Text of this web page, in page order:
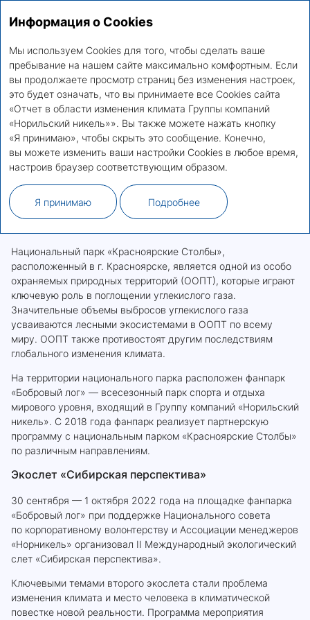
Отчет в области изменения климата Группы
компаний «Норильский никель»
RU EN
Взаимодействие
с заинтересованными
сторонами
ОБРАЗОВАТЕЛЬНЫЕ И ВОЛОНТЕРСКИЕ
ПРОГРАММЫ
Партнерство с национальным парком
Национальный парк «Красноярские Столбы»,
расположенный в г. Красноярске, является одной из особо
охраняемых природных территорий (ООПТ), которые играют
ключевую роль в поглощении углекислого газа.
Значительные объемы выбросов углекислого газа
усваиваются лесными экосистемами в ООПТ по всему
миру. ООПТ также противостоят другим последствиям
глобального изменения климата.
На территории национального парка расположен фанпарк
«Бобровый лог» — всесезонный парк спорта и отдыха
мирового уровня, входящий в Группу компаний «Норильский
никель». С 2018 года фанпарк реализует партнерскую
программу с национальным парком «Красноярские Столбы»
по различным направлениям.
Экослет «Сибирская перспектива»
30 сентября — 1 октября 2022 года на площадке фанпарка
«Бобровый лог» при поддержке Национального совета
по корпоративному волонтерству и Ассоциации менеджеров
«Норникель» организовал II Международный экологический
слет «Сибирская перспектива».
Ключевыми темами второго экослета стали проблема
изменения климата и место человека в климатической
повестке новой реальности. Программа мероприятия
Информация о Cookies
Мы используем Cookies для того, чтобы сделать ваше
пребывание на нашем сайте максимально комфортным. Если
вы продолжаете просмотр страниц без изменения настроек,
это будет означать, что вы принимаете все Cookies сайта
«Отчет в области изменения климата Группы компаний
«Норильский никель»». Вы также можете нажать кнопку
«Я принимаю», чтобы скрыть это сообщение. Конечно,
вы можете изменить ваши настройки Cookies в любое время,
настроив браузер соответствующим образом.
Я принимаю Подробнее